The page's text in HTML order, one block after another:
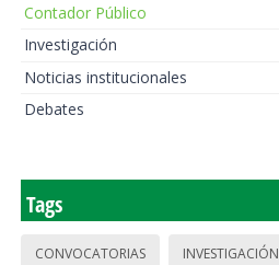
Contador Público
Investigación
Noticias institucionales
Debates
Tags
CONVOCATORIAS INVESTIGACIÓN